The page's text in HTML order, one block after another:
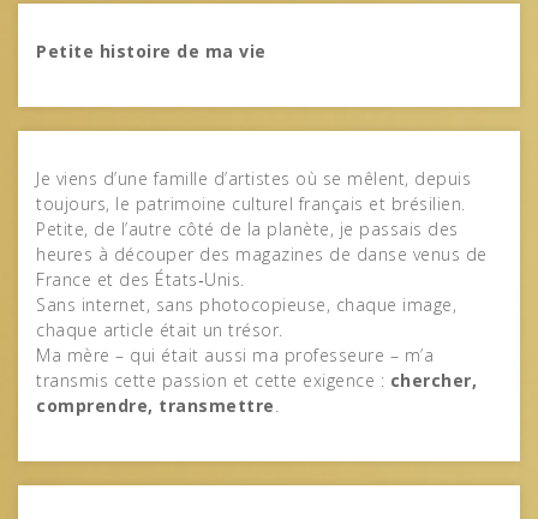
Petite histoire de ma vie
Je viens d’une famille d’artistes où se mêlent, depuis
toujours, le patrimoine culturel français et brésilien.
Petite, de l’autre côté de la planète, je passais des
heures à découper des magazines de danse venus de
France et des États‑Unis.
Sans internet, sans photocopieuse, chaque image,
chaque article était un trésor.
Ma mère – qui était aussi ma professeure – m’a
transmis cette passion et cette exigence : chercher,
comprendre, transmettre